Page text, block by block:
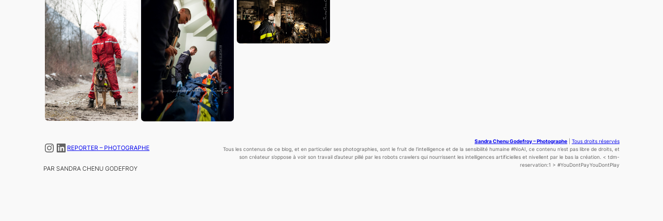
Instagram LinkedIn REPORTER – PHOTOGRAPHE
PAR SANDRA CHENU GODEFROY
Sandra Chenu Godefroy – Photographe| Tous droits réservés
Tous les contenus de ce blog, et en particulier ses photographies, sont le fruit de l’intelligenceet de la sensibilité humaine#NoAI, ce contenu n’est pas libre de droits, et
son créateur s’oppose à voir son travail d’auteur pillé par les robots crawlers qui nourrissent les intelligences artificielles et nivellent par le bas la création. < tdm-
reservation:1 > #YouDontPayYouDontPlay